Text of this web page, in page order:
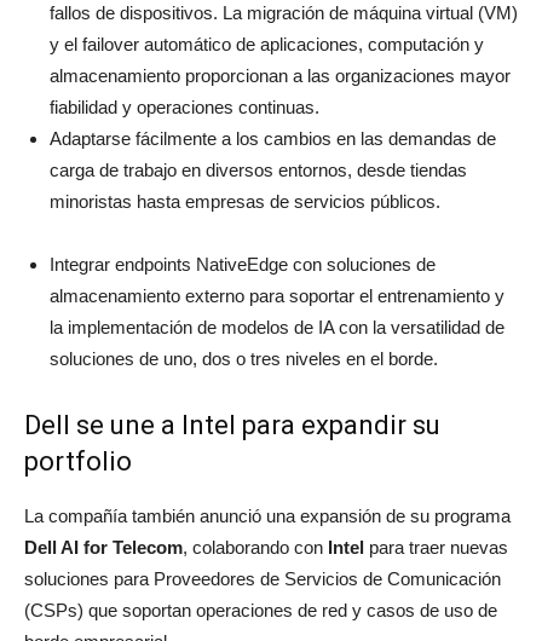
fallos de dispositivos. La migración de máquina virtual (VM)
y el failover automático de aplicaciones, computación y
almacenamiento proporcionan a las organizaciones mayor
fiabilidad y operaciones continuas.
Adaptarse fácilmente a los cambios en las demandas de
carga de trabajo en diversos entornos, desde tiendas
minoristas hasta empresas de servicios públicos.
Integrar endpoints NativeEdge con soluciones de
almacenamiento externo para soportar el entrenamiento y
la implementación de modelos de IA con la versatilidad de
soluciones de uno, dos o tres niveles en el borde.
Dell se une a Intel para expandir su
portfolio
La compañía también anunció una expansión de su programa
Dell AI for Telecom, colaborando con Intel para traer nuevas
soluciones para Proveedores de Servicios de Comunicación
(CSPs) que soportan operaciones de red y casos de uso de